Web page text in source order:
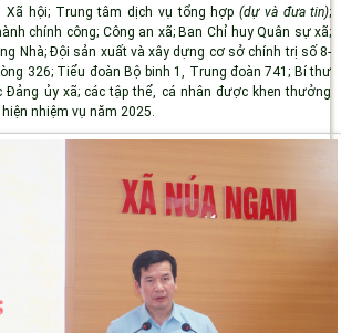
Xã hội; Trung tâm dịch vụ tổng hợp(dự và đưa tin);
chính công; Công an xã; Ban Chỉ huy Quân sự xã;
Nhà; Đội sản xuất và xây dựng cơ sở chính trị số 8-
326; Tiểu đoàn Bộ binh 1, Trung đoàn 741; Bí thư
Đảng ủy xã; các tập thể, cá nhân được khen thưởng
nhiệm vụ năm 2025.